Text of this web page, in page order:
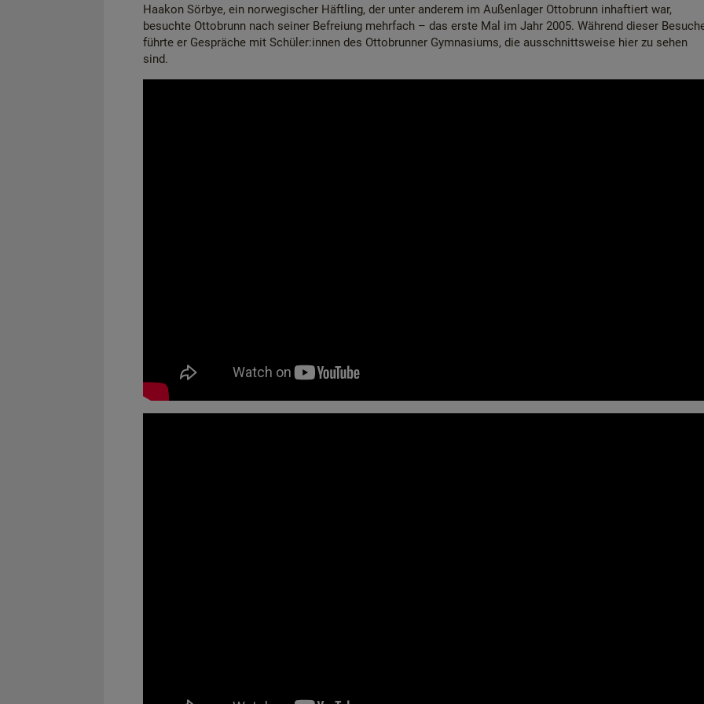
Haakon Sörbye, ein norwegischer Häftling, der unter anderem im Außenlager Ottobrunn inhaftiert war,
besuchte Ottobrunn nach seiner Befreiung mehrfach – das erste Mal im Jahr 2005. Während dieser
führte er Gespräche mit Schüler:innen des Ottobrunner Gymnasiums, die ausschnittsweise hier zu sehen
sind.